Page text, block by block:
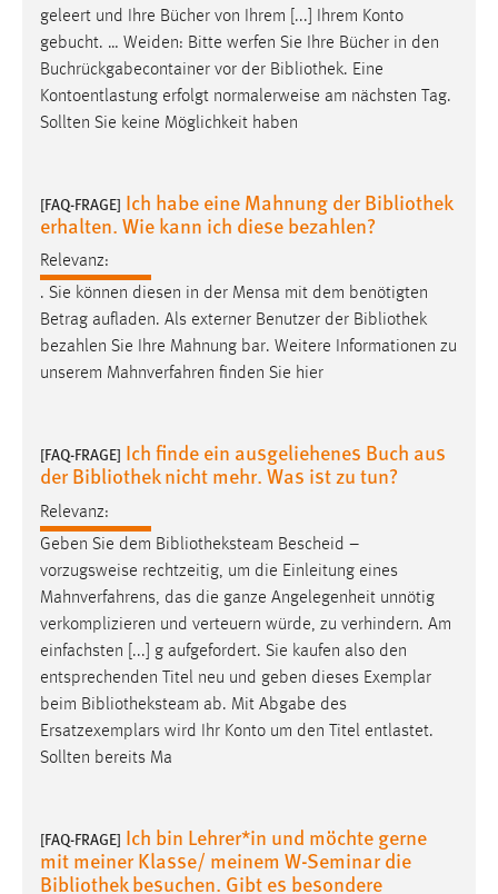
geleert und Ihre Bücher von Ihrem [...] Ihrem Konto
gebucht. … Weiden: Bitte werfen Sie Ihre Bücher in den
Buchrückgabecontainer vor der Bibliothek. Eine
Kontoentlastung erfolgt normalerweise am nächsten Tag.
Sollten Sie keine Möglichkeit haben
[FAQ-FRAGE] Ich habe eine Mahnung der Bibliothek
erhalten. Wie kann ich diese bezahlen?
Relevanz:
. Sie können diesen in der Mensa mit dem benötigten
Betrag aufladen. Als externer Benutzer der Bibliothek
bezahlen Sie Ihre Mahnung bar. Weitere Informationen zu
unserem Mahnverfahren finden Sie hier
[FAQ-FRAGE] Ich finde ein ausgeliehenes Buch aus
der Bibliothek nicht mehr. Was ist zu tun?
Relevanz:
Geben Sie dem Bibliotheksteam Bescheid –
vorzugsweise rechtzeitig, um die Einleitung eines
Mahnverfahrens, das die ganze Angelegenheit unnötig
verkomplizieren und verteuern würde, zu verhindern. Am
einfachsten [...] g aufgefordert. Sie kaufen also den
entsprechenden Titel neu und geben dieses Exemplar
beim Bibliotheksteam ab. Mit Abgabe des
Ersatzexemplars wird Ihr Konto um den Titel entlastet.
Sollten bereits Ma
[FAQ-FRAGE] Ich bin Lehrer*in und möchte gerne
mit meiner Klasse/ meinem W-Seminar die
Bibliothek besuchen. Gibt es besondere